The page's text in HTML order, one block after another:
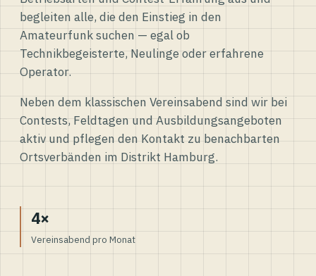
begleiten alle, die den Einstieg in den
Amateurfunk suchen — egal ob
Technikbegeisterte, Neulinge oder erfahrene
Operator.
Neben dem klassischen Vereinsabend sind wir bei
Contests, Feldtagen und Ausbildungsangeboten
aktiv und pflegen den Kontakt zu benachbarten
Ortsverbänden im Distrikt Hamburg.
4×
Vereinsabend pro Monat